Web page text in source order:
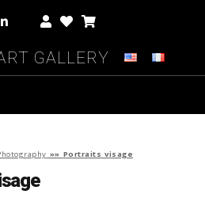
Gallery
»» Portraits visage